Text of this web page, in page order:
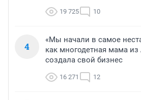
19 725 10
4
«Мы начали в самое
как многодетная мама из
создала свой бизнес
16 271 12